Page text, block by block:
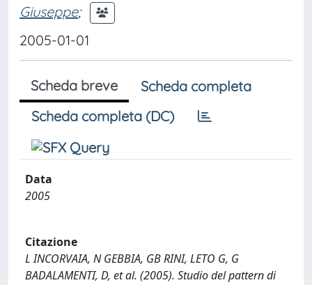
Giuseppe;
2005-01-01
Scheda breve
Scheda completa
Scheda completa (DC)
Data
2005
Citazione
L INCORVAIA, N GEBBIA, GB RINI, LETO G, G
BADALAMENTI, D, et al. (2005). Studio del pattern di